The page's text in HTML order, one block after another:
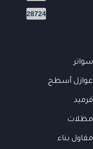
28724
سواتر
عوازل أسطح
قرميد
مظلات
مقاول بناء